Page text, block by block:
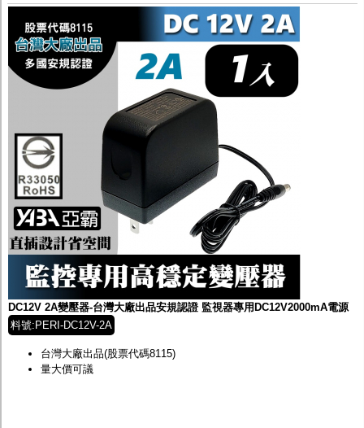
偽裝嚇阻假監視器. 警示防盜貼紙
行車紀錄器.車用插座配件
電腦工業機殼
客訂商品
DC12V 2A變壓器-台灣大廠出品安規認證 監視器專用DC12V2000mA電源
料號:PERI-DC12V-2A
台灣大廠出品(股票代碼8115)
量大價可議